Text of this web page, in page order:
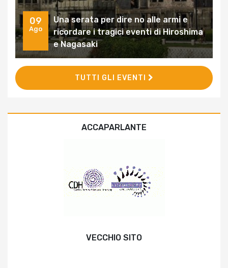
09
Ago
Una serata per dire no alle armi e
ricordare i tragici eventi di Hiroshima
e Nagasaki
TUTTI GLI EVENTI
ACCAPARLANTE
VECCHIO SITO